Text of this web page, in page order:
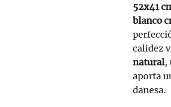
52x41
blanco
calidez
natural,
aporta
danesa.